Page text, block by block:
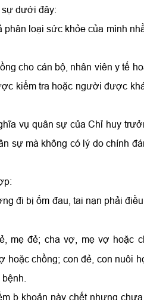
sự dưới đây:
loại sức khỏe của mình
cho cán bộ, nhân viên y tế
kiểm tra hoặc người được
vụ quân sự của Chỉ huy
sự mà không có lý do chính
đi bị ốm đau, tai nạn phải
mẹ đẻ; cha vợ, mẹ vợ hoặc
hoặc chồng; con đẻ, con nuôi
b khoản này chết nhưng